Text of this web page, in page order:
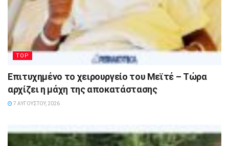
TOP
Επιτυχημένο το χειρουργείο του Μεϊτέ – Τώρα
αρχίζει η μάχη της αποκατάστασης
7 ΑΥΓΟΎΣΤΟΥ, 2026